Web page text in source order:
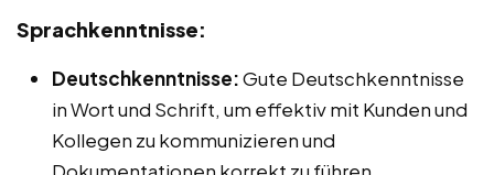
Sprachkenntnisse:
Deutschkenntnisse:Gute Deutschkenntnisse
in Wort und Schrift, um effektiv mit Kunden und
Kollegen zu kommunizieren und